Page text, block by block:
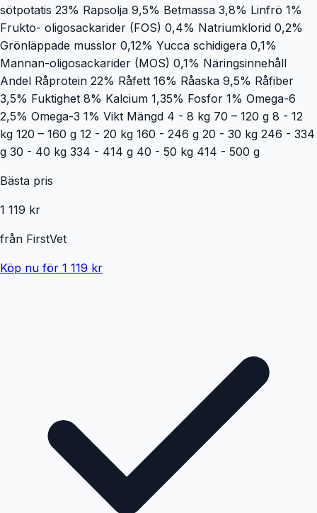
sötpotatis 23% Rapsolja 9,5% Betmassa 3,8% Linfrö 1%
Frukto- oligosackarider (FOS) 0,4% Natriumklorid 0,2%
Grönläppade musslor 0,12% Yucca schidigera 0,1%
Mannan-oligosackarider (MOS) 0,1% Näringsinnehåll
Andel Råprotein 22% Råfett 16% Råaska 9,5% Råfiber
3,5% Fuktighet 8% Kalcium 1,35% Fosfor 1% Omega-6
2,5% Omega-3 1% Vikt Mängd 4 - 8 kg 70 – 120 g 8 - 12
kg 120 – 160 g 12 - 20 kg 160 - 246 g 20 - 30 kg 246 - 334
g 30 - 40 kg 334 - 414 g 40 - 50 kg 414 - 500 g
Bästa pris
1 119 kr
från FirstVet
Köp nu för 1 119 kr